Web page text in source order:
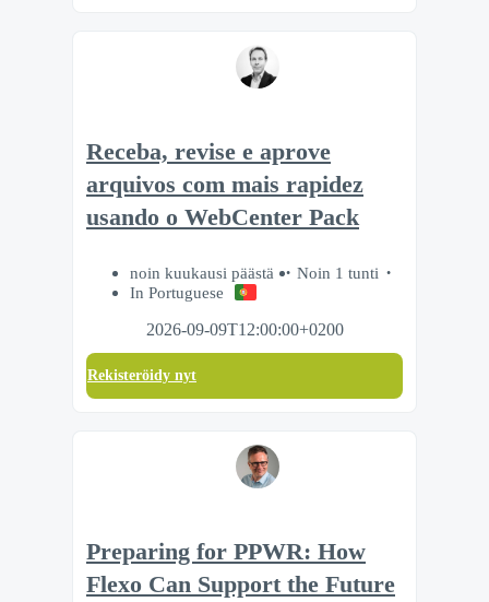
Receba, revise e aprove
arquivos com mais rapidez
usando o WebCenter Pack
noin kuukausi päästä
Noin 1 tunti
In Portuguese
2026-09-09T12:00:00+0200
Rekisteröidy nyt
Preparing for PPWR: How
Flexo Can Support the Future